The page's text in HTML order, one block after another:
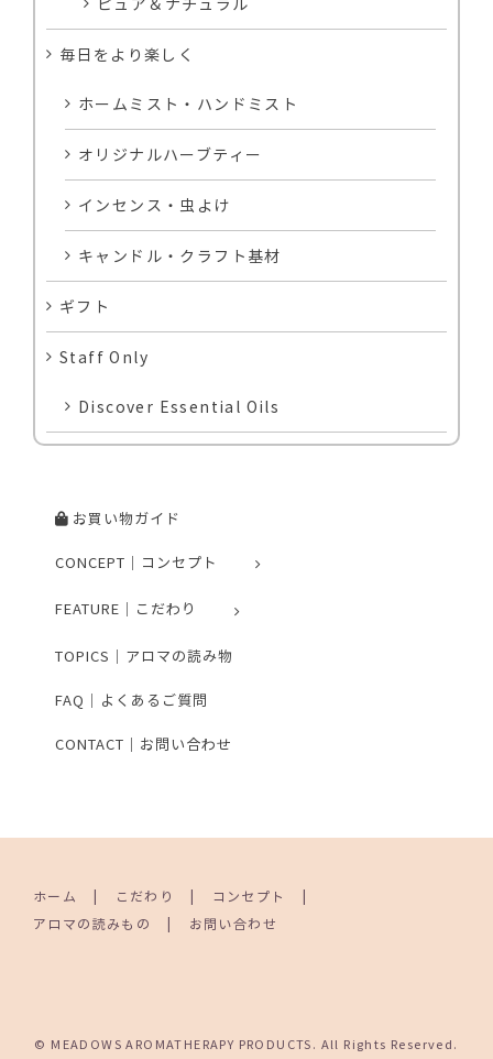
毎日をより楽しく
ホームミスト・ハンドミスト
オリジナルハーブティー
インセンス・虫よけ
キャンドル・クラフト基材
ギフト
Staff Only
Discover Essential Oils
お買い物ガイド
CONCEPT｜コンセプト
FEATURE｜こだわり
TOPICS｜アロマの読み物
FAQ｜よくあるご質問
CONTACT｜お問い合わせ
ホーム こだわり
コンセプト
アロマの読みもの
お問い合わせ
© MEADOWS AROMATHERAPY PRODUCTS. All Rights Reserved.